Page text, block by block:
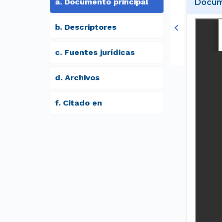
b. Descriptores
c. Fuentes jurídicas
d. archivos
f. Citado en